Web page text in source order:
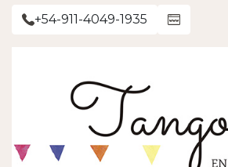
+54-911-4049-1935